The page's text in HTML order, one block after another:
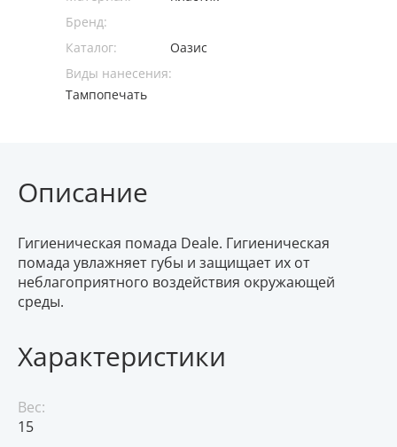
Бренд:
Каталог:
Оазис
Виды нанесения:
Тампопечать
Описание
Гигиеническая помада Deale. Гигиеническая
помада увлажняет губы и защищает их от
неблагоприятного воздействия окружающей
среды.
Характеристики
Вес:
15